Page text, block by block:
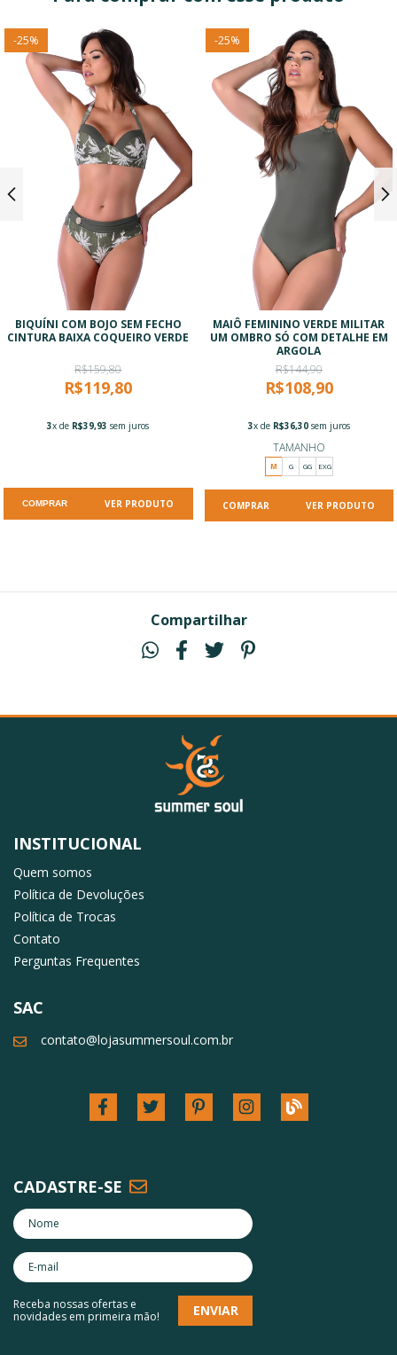
-25%
BIQUÍNI COM BOJO SEM FECHO
CINTURA BAIXA COQUEIRO VERDE
R$159,80
R$119,80
3x de R$39,93 sem juros
COMPRAR VER PRODUTO
-25%
MAIÔ FEMININO VERDE MILITAR
UM OMBRO SÓ COM DETALHE EM
ARGOLA
R$144,90
R$108,90
3x de R$36,30sem juros
TAMANHO
M G GG EXG
VER PRODUTO
Compartilhar
INSTITUCIONAL
Quem somos
Política de Devoluções
Política de Trocas
Contato
Perguntas Frequentes
SAC
contato@lojasummersoul.com.br
CADASTRE-SE
Receba nossas ofertas e
novidades em primeira mão!